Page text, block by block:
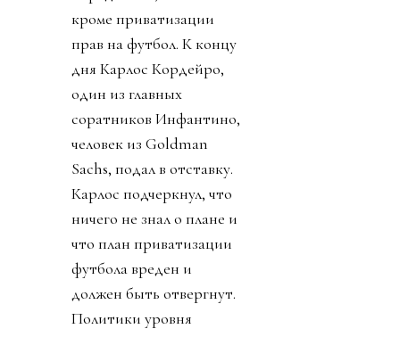
кроме приватизации
прав на футбол. К концу
дня Карлос Кордейро,
один из главных
соратников Инфантино,
человек из Goldman
Sachs, подал в отставку.
Карлос подчеркнул, что
ничего не знал о плане и
что план приватизации
футбола вреден и
должен быть отвергнут.
Политики уровня